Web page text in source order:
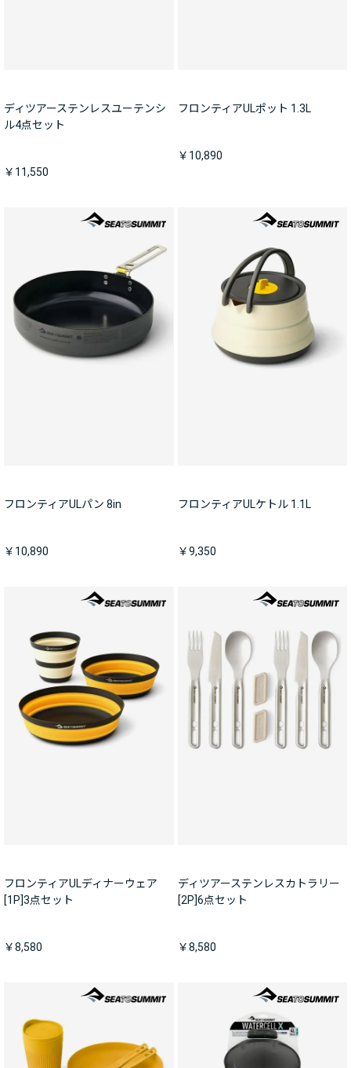
ディツアーステンレスユーテンシ
ル4点セット
￥11,550
フロンティアULポット 1.3L
￥10,890
フロンティアULパン 8in
￥10,890
フロンティアULケトル 1.1L
￥9,350
フロンティアULディナーウェア
[1P]3点セット
￥8,580
ディツアーステンレスカトラリー
[2P]6点セット
￥8,580